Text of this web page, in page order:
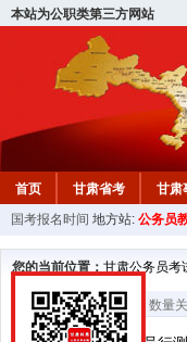
本站为公职类第三方网站
首页 甘肃省考 甘肃
国考报名时间 地方站: 公务员
您的当前位置： 甘肃公务员考
言语理解 | 数量